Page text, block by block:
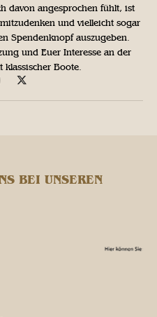
davon angesprochen fühlt, ist
und vielleicht sogar
Spendenknopf auszugeben.
und Euer Interesse an der
klassischer Boote.
BEI UNSEREN